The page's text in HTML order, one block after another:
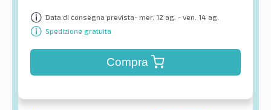
Data di consegna prevista- mer. 12 ag. - ven. 14 ag.
Spedizione gratuita
Compra